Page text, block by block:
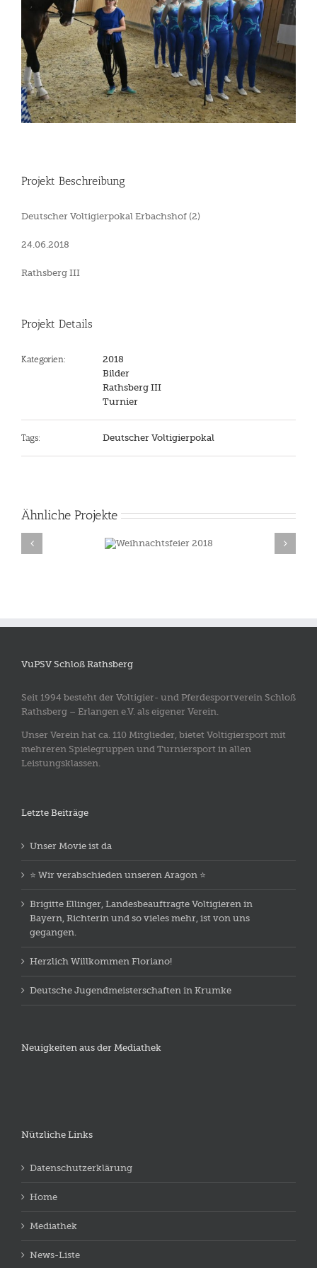
Projekt Beschreibung
Deutscher Voltigierpokal Erbachshof (2)
24.06.2018
Rathsberg III
Projekt Details
Kategorien:
2018
Bilder
Rathsberg III
Turnier
Tags: Deutscher Voltigierpokal
Ähnliche Projekte
VuPSV Schloß Rathsberg
Seit 1994 besteht der Voltigier- und Pferdesportverein Schloß
Rathsberg – Erlangen e.V. als eigener Verein.
Unser Verein hat ca. 110 Mitglieder, bietet Voltigiersport mit
mehreren Spielegruppen und Turniersport in allen
Leistungsklassen.
Letzte Beiträge
Unser Movie ist da
⭐️ Wir verabschieden unseren Aragon ⭐️
Brigitte Ellinger, Landesbeauftragte Voltigieren in
Bayern, Richterin und so vieles mehr, ist von uns
gegangen.
Herzlich Willkommen Floriano!
Deutsche Jugendmeisterschaften in Krumke
Neuigkeiten aus der Mediathek
Nützliche Links
Datenschutzerklärung
Home
Mediathek
News-Liste